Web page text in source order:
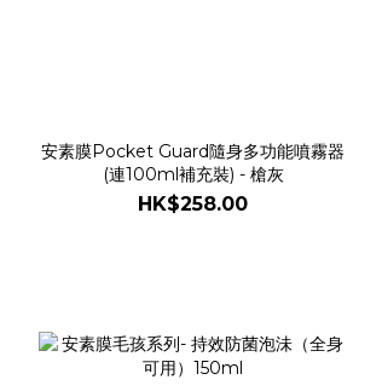
安素膜Pocket Guard隨身多功能噴霧器
(連100ml補充裝) - 槍灰
HK$258.00